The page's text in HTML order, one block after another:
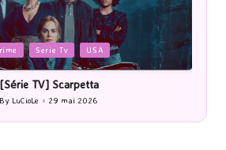
Cinéma
[Cinéma] Les Rayons et des ombres
Posted
by
ByLuCioLe 27 mai 2026